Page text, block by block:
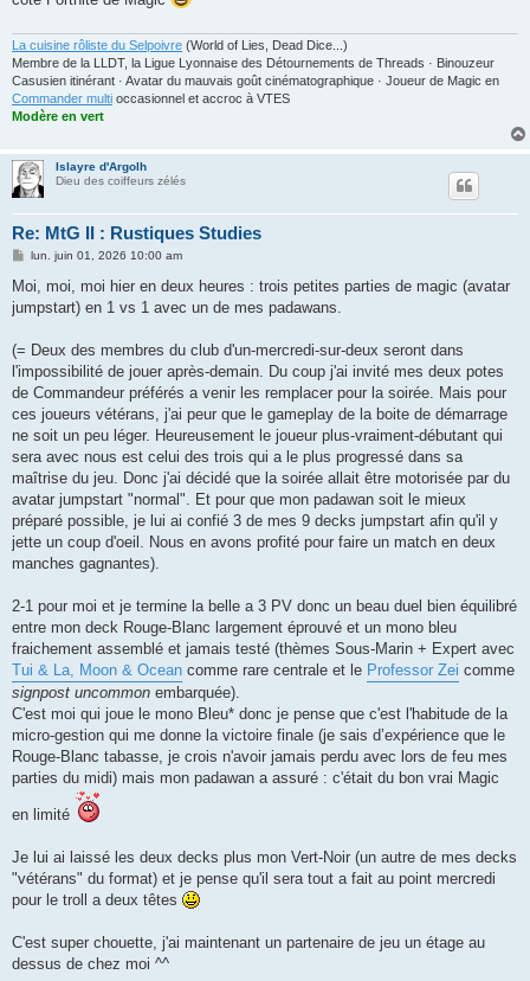
La cuisine rôliste du Selpoivre (World of Lies, Dead Dice...)
Membre de la LLDT, la Ligue Lyonnaise des Détournements de Threads · Binouzeur
Casusien itinérant · Avatar du mauvais goût cinématographique · Joueur de Magic en
Commander multi occasionnel et accroc à VTES
Modère en vert
Islayre d'Argolh
Dieu des coiffeurs zélés
Re: MtG II : Rustiques Studies
M
s
a
lun. juin 01, 2026 10:00 am
Moi, moi, moi hier en deux heures : trois petites parties de magic (avatar
jumpstart) en 1 vs 1 avec un de mes padawans.
(= Deux des membres du club d'un-mercredi-sur-deux seront dans
l'impossibilité de jouer après-demain. Du coup j'ai invité mes deux potes
de Commandeur préférés a venir les remplacer pour la soirée. Mais pour
ces joueurs vétérans, j'ai peur que le gameplay de la boite de démarrage
ne soit un peu léger. Heureusement le joueur plus-vraiment-débutant qui
sera avec nous est celui des trois qui a le plus progressé dans sa
maîtrise du jeu. Donc j'ai décidé que la soirée allait être motorisée par du
avatar jumpstart "normal". Et pour que mon padawan soit le mieux
préparé possible, je lui ai confié 3 de mes 9 decks jumpstart afin qu'il y
jette un coup d'oeil. Nous en avons profité pour faire un match en deux
manches gagnantes).
2-1 pour moi et je termine la belle a 3 PV donc un beau duel bien équilibré
entre mon deck Rouge-Blanc largement éprouvé et un mono bleu
fraichement assemblé et jamais testé (thèmes Sous-Marin + Expert avec
Tui & La, Moon & Ocean comme rare centrale et le Professor Zei comme
signpost uncommon embarquée).
C'est moi qui joue le mono Bleu* donc je pense que c'est l'habitude de la
micro-gestion qui me donne la victoire finale (je sais d’expérience que le
Rouge-Blanc tabasse, je crois n'avoir jamais perdu avec lors de feu mes
parties du midi) mais mon padawan a assuré : c'était du bon vrai Magic
en limité
Je lui ai laissé les deux decks plus mon Vert-Noir (un autre de mes decks
"vétérans" du format) et je pense qu'il sera tout a fait au point mercredi
pour le troll a deux têtes
C'est super chouette, j'ai maintenant un partenaire de jeu un étage au
dessus de chez moi ^^